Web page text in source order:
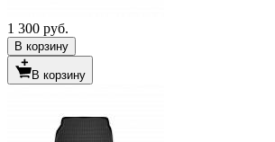
1 300 руб.
В корзину
В корзину